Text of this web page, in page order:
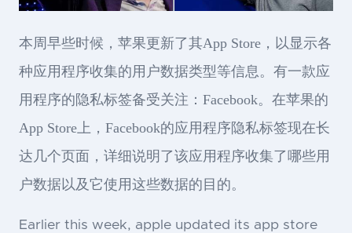
本周早些时候，苹果更新了其App Store，以显示各
种应用程序收集的用户数据类型等信息。有一款应
用程序的隐私标签备受关注：Facebook。在苹果的
App Store上，Facebook的应用程序隐私标签现在长
达几个页面，详细说明了该应用程序收集了哪些用
户数据以及它使用这些数据的目的。
Earlier this week, apple updated its app store